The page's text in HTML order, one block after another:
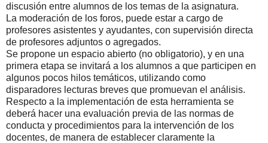
discusión entre alumnos de los temas de la asignatura.
La moderación de los foros, puede estar a cargo de
profesores asistentes y ayudantes, con supervisión directa
de profesores adjuntos o agregados.
Se propone un espacio abierto (no obligatorio), y en una
primera etapa se invitará a los alumnos a que participen en
algunos pocos hilos temáticos, utilizando como
disparadores lecturas breves que promuevan el análisis.
Respecto a la implementación de esta herramienta se
deberá hacer una evaluación previa de las normas de
conducta y procedimientos para la intervención de los
docentes, de manera de establecer claramente la